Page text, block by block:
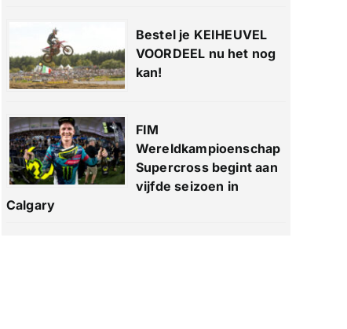
Bestel je KEIHEUVEL
VOORDEEL nu het nog
kan!
FIM
Wereldkampioenschap
Supercross begint aan
vijfde seizoen in
Calgary